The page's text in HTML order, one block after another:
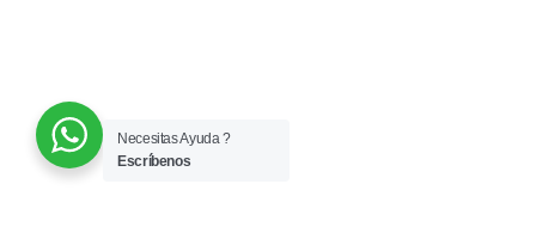
Necesitas Ayuda ?
Escríbenos